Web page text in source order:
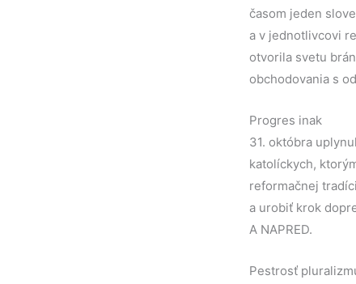
časom jeden
a v jednotlivcovi
otvorila svetu
obchodovania s
Progres inak
31. októbra
katolíckych,
reformačnej
a urobiť krok
A NAPRED.
Pestrosť